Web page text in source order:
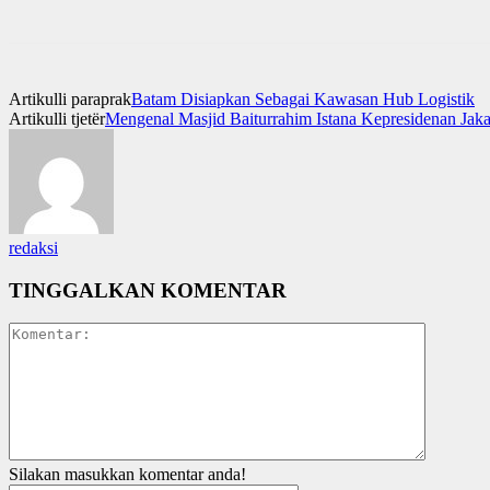
Artikulli paraprakBatam Disiapkan Sebagai Kawasan Hub Logistik
Artikulli tjetërMengenal Masjid Baiturrahim Istana Kepresidenan
redaksi
TINGGALKAN KOMENTAR
Silakan masukkan komentar anda!